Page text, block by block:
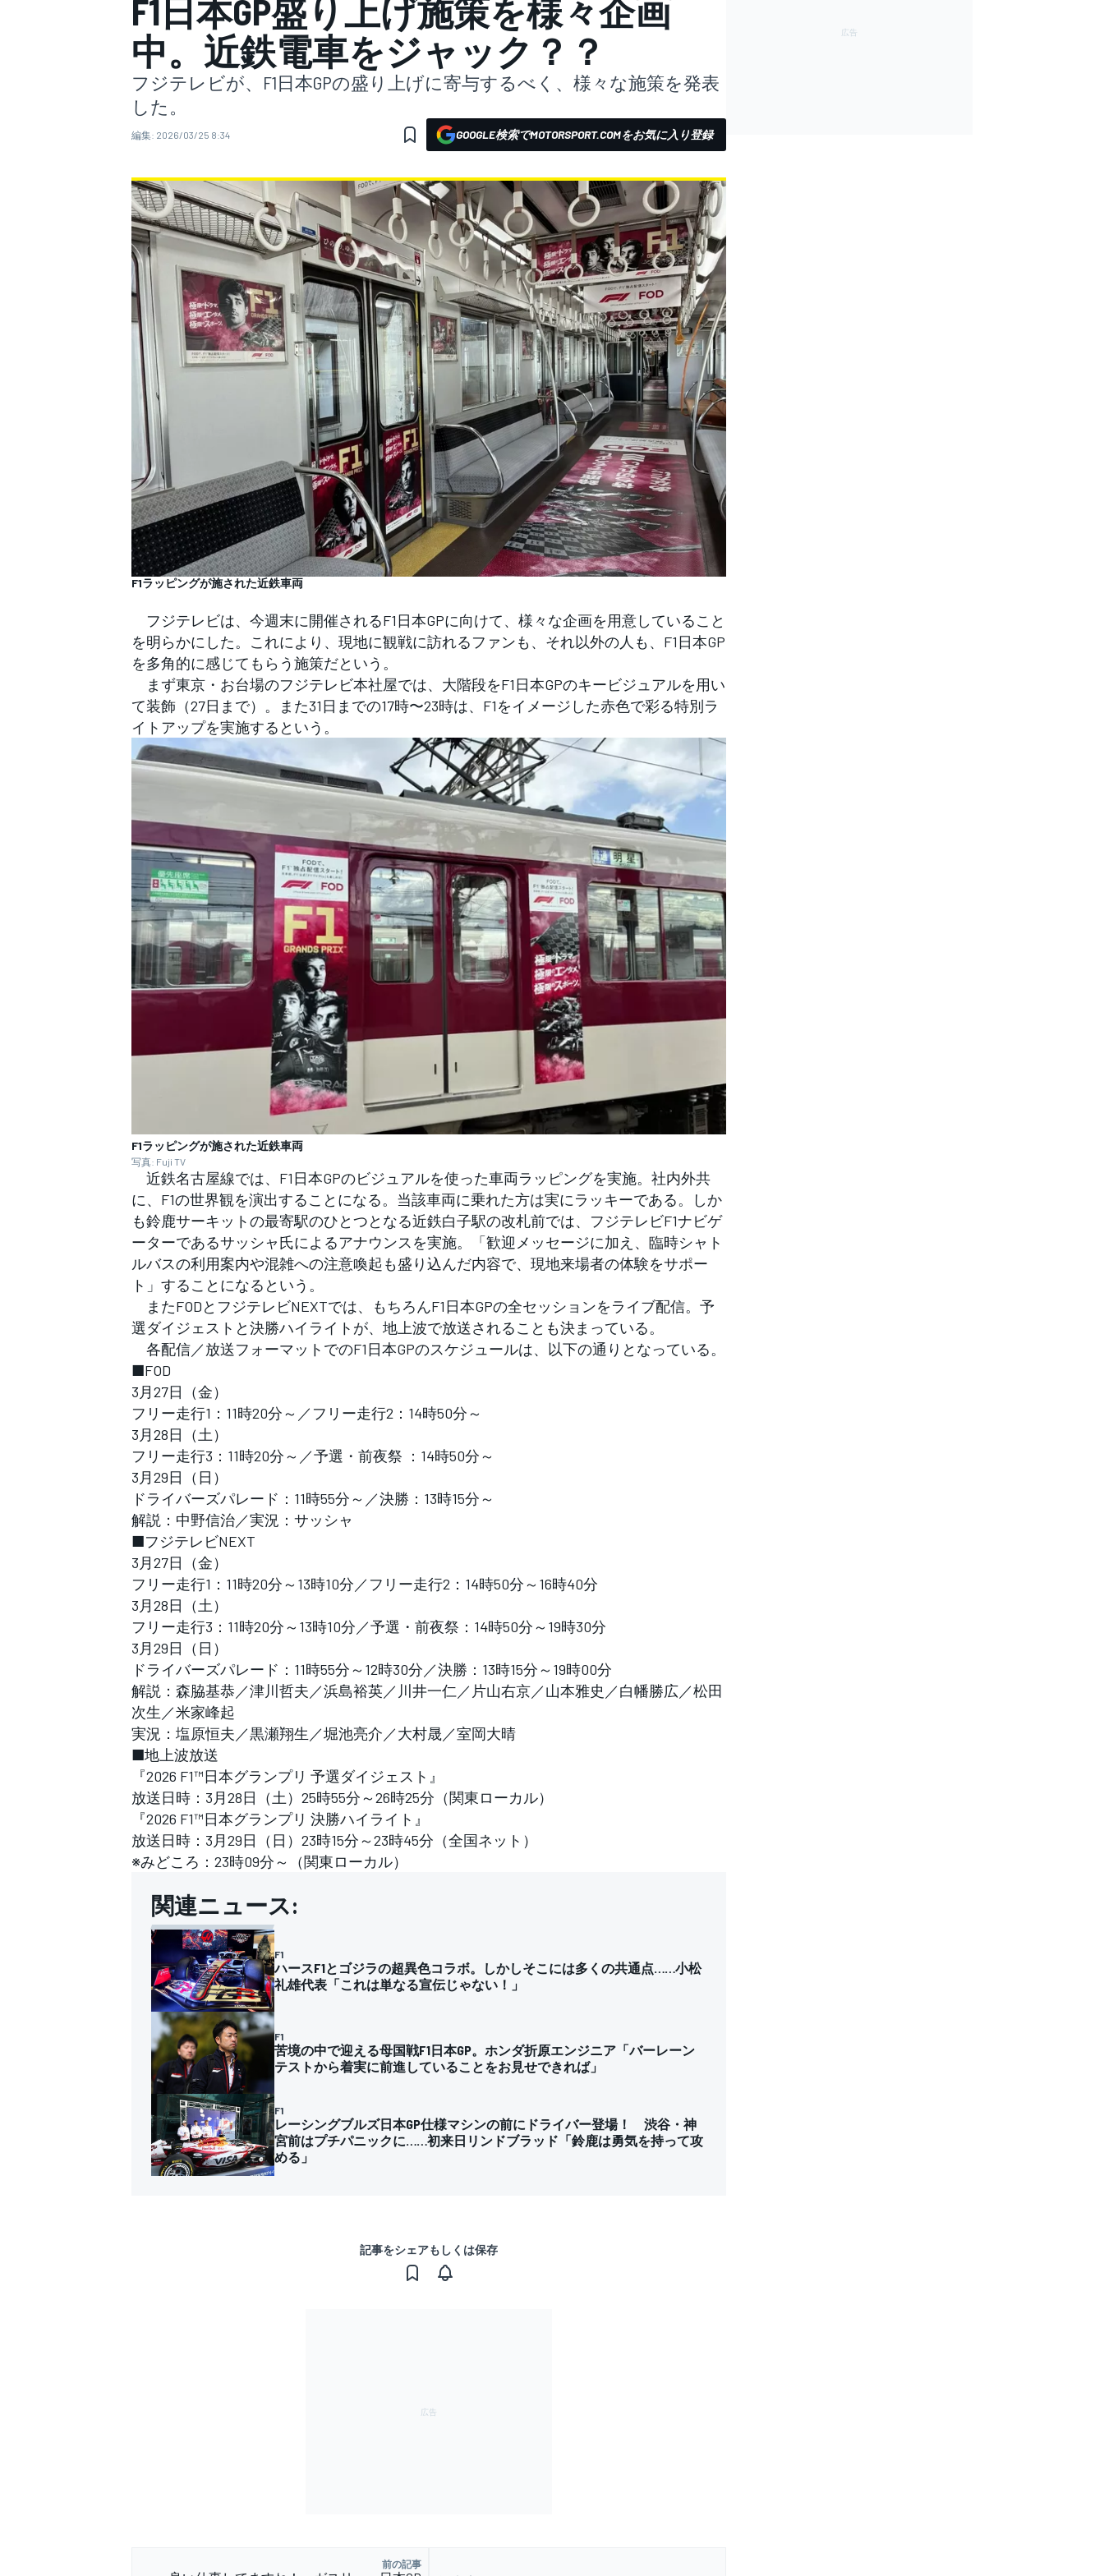
スーパーフォーミュラ
スーパーGT
WEC
フォーミュラE
すべてのカテゴリー
F1日本GP盛り上げ施策を様々企画
中。近鉄電車をジャック？？
フジテレビが、F1日本GPの盛り上げに寄与するべく、様々な施策を発表
した。
編集: 2026/03/25 8:34 GOOGLE検索でMOTORSPORT.COMをお気に入り登録
F1ラッピングが施された近鉄車両
フジテレビは、今週末に開催されるF1日本GPに向けて、様々な企画を用意していること
を明らかにした。これにより、現地に観戦に訪れるファンも、それ以外の人も、F1日本GP
を多角的に感じてもらう施策だという。
まず東京・お台場のフジテレビ本社屋では、大階段をF1日本GPのキービジュアルを用い
て装飾（27日まで）。また31日までの17時〜23時は、F1をイメージした赤色で彩る特別ラ
イトアップを実施するという。
F1ラッピングが施された近鉄車両
写真: Fuji TV
近鉄名古屋線では、F1日本GPのビジュアルを使った車両ラッピングを実施。社内外共
に、F1の世界観を演出することになる。当該車両に乗れた方は実にラッキーである。しか
も鈴鹿サーキットの最寄駅のひとつとなる近鉄白子駅の改札前では、フジテレビF1ナビゲ
ーターであるサッシャ氏によるアナウンスを実施。「歓迎メッセージに加え、臨時シャト
ルバスの利用案内や混雑への注意喚起も盛り込んだ内容で、現地来場者の体験をサポー
ト」することになるという。
またFODとフジテレビNEXTでは、もちろんF1日本GPの全セッションをライブ配信。予
選ダイジェストと決勝ハイライトが、地上波で放送されることも決まっている。
各配信／放送フォーマットでのF1日本GPのスケジュールは、以下の通りとなっている。
■FOD
3月27日（金）
フリー走行1：11時20分～／フリー走行2：14時50分～
3月28日（土）
フリー走行3：11時20分～／予選・前夜祭 ：14時50分～
3月29日（日）
ドライバーズパレード：11時55分～／決勝：13時15分～
解説：中野信治／実況：サッシャ
■フジテレビNEXT
3月27日（金）
フリー走行1：11時20分～13時10分／フリー走行2：14時50分～16時40分
3月28日（土）
フリー走行3：11時20分～13時10分／予選・前夜祭：14時50分～19時30分
3月29日（日）
ドライバーズパレード：11時55分～12時30分／決勝：13時15分～19時00分
解説：森脇基恭／津川哲夫／浜島裕英／川井一仁／片山右京／山本雅史／白幡勝広／松田
次生／米家峰起
実況：塩原恒夫／黒瀬翔生／堀池亮介／大村晟／室岡大晴
■地上波放送
『2026 F1™日本グランプリ 予選ダイジェスト』
放送日時：3月28日（土）25時55分～26時25分（関東ローカル）
『2026 F1™日本グランプリ 決勝ハイライト』
放送日時：3月29日（日）23時15分～23時45分（全国ネット）
※みどころ：23時09分～（関東ローカル）
関連ニュース:
F1
ハースF1とゴジラの超異色コラボ。しかしそこには多くの共通点……小松
礼雄代表「これは単なる宣伝じゃない！」
F1
苦境の中で迎える母国戦F1日本GP。ホンダ折原エンジニア「バーレーン
テストから着実に前進していることをお見せできれば」
F1
レーシングブルズ日本GP仕様マシンの前にドライバー登場！ 渋谷・神
宮前はプチパニックに……初来日リンドブラッド「鈴鹿は勇気を持って攻
める」
記事をシェアもしくは保存
前の記事